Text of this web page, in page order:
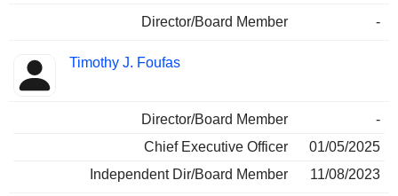
Director/Board Member -
Timothy J. Foufas
Director/Board Member
-
Chief Executive Officer
01/05/2025
Independent Dir/Board Member
11/08/2023